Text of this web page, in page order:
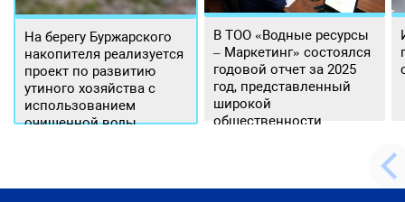
На берегу Буржарского
накопителя реализуется
проект по развитию
утиного хозяйства с
использованием
очищенной воды
В ТОО «Водные ресурсы
– Маркетинг» состоялся
годовой отчет за 2025
год, представленный
широкой
общественности.